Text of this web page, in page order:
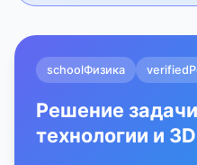
schoolФизика verified
Решение
технологии и